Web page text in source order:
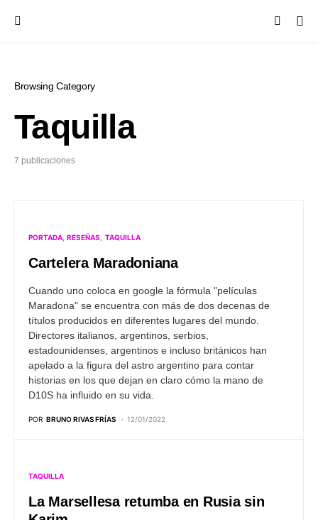
Browsing Category
Taquilla
7 publicaciones
PORTADA RESEÑAS TAQUILLA
Cartelera Maradoniana
Cuando uno coloca en google la fórmula "películas
Maradona" se encuentra con más de dos decenas de
títulos producidos en diferentes lugares del mundo.
Directores italianos, argentinos, serbios,
estadounidenses, argentinos e incluso británicos han
apelado a la figura del astro argentino para contar
historias en los que dejan en claro cómo la mano de
D10S ha influido en su vida.
POR BRUNO RIVAS FRÍAS 12/01/2022
TAQUILLA
La Marsellesa retumba en Rusia sin